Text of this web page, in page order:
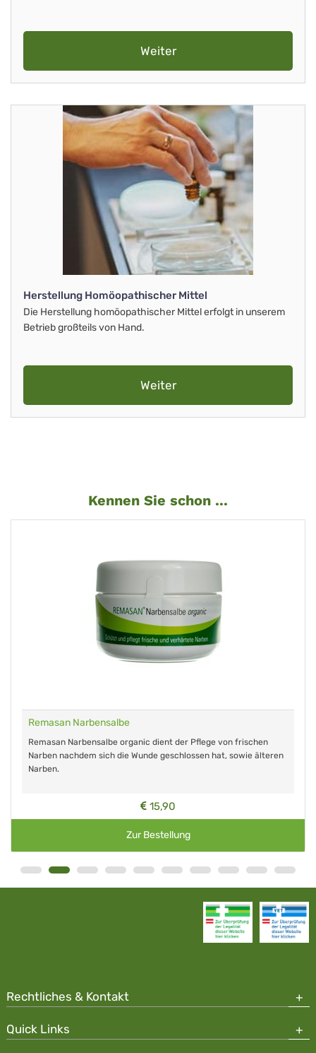
Weiter
Herstellung Homöopathischer Mittel
Die Herstellung homöopathischer Mittel erfolgt in unserem
Betrieb großteils von Hand.
Weiter
Kennen Sie schon ...
Remasan Narbensalbe
Remasan Narbensalbe organic dient der Pflege von frischen
Narben nachdem sich die Wunde geschlossen hat, sowie älteren
Narben.
15,90
Zur Bestellung
Rechtliches & Kontakt
Quick Links